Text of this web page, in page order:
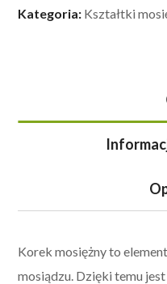
Kategoria: Kształtki
Korek mosiężny to
mosiądzu. Dzięki temu